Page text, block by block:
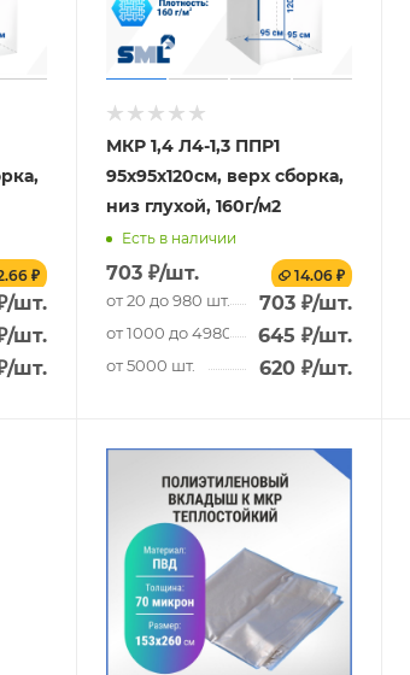
₽
/шт.
/шт.
/шт.
МКР 1,4 Л4-1,3 ППР1
95х95х120см, верх сборка,
низ глухой, 160г/м2
Есть в наличии
703 ₽/шт. 14.06 ₽
от 20 до 980 шт. 703 ₽/шт.
от 1000 до 4980 шт.645 ₽/шт.
от 5000 шт. 620 ₽/шт.